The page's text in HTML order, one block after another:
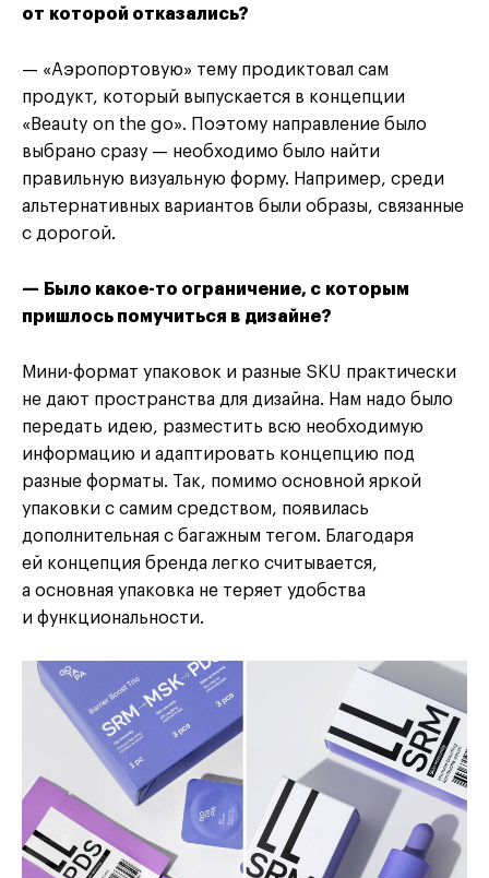
от которой отказались?
— «Аэропортовую» тему продиктовал сам
продукт, который выпускается в концепции
«Beauty on the go». Поэтому направление было
выбрано сразу — необходимо было найти
правильную визуальную форму. Например, среди
альтернативных вариантов были образы, связанные
с дорогой.
— Было какое-то ограничение, с которым
пришлось помучиться в дизайне?
Мини-формат упаковок и разные SKU практически
не дают пространства для дизайна. Нам надо было
передать идею, разместить всю необходимую
информацию и адаптировать концепцию под
разные форматы. Так, помимо основной яркой
упаковки с самим средством, появилась
дополнительная с багажным тегом. Благодаря
ей концепция бренда легко считывается,
а основная упаковка не теряет удобства
и функциональности.